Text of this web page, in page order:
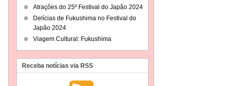
Atrações do 25º Festival do Japão 2024
Delícias de Fukushima no Festival do
Japão 2024
Viagem Cultural: Fukushima
Receba notícias via RSS